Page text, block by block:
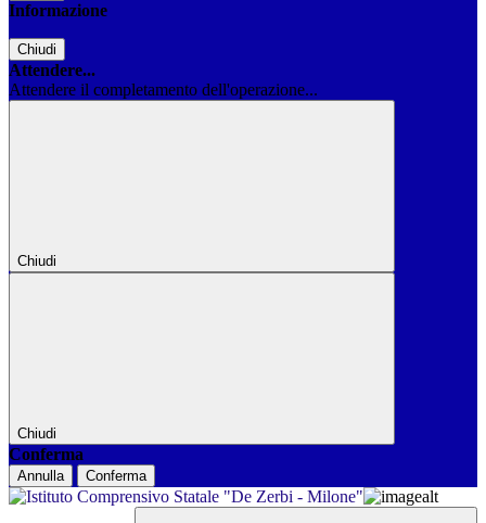
Informazione
Chiudi
Attendere...
Attendere il completamento dell'operazione...
Chiudi
Chiudi
Conferma
Annulla Conferma